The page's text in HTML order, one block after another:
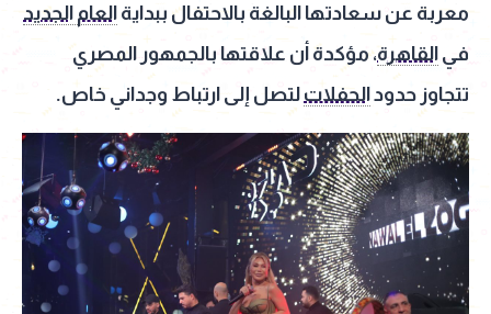
معربة عن سعادتها البالغة بالاحتفال ببداية العام الجديد
في القاهرة، مؤكدة أن علاقتها بالجمهور المصري
تتجاوز حدودالحفلات لتصل إلى ارتباط وجداني خاص.